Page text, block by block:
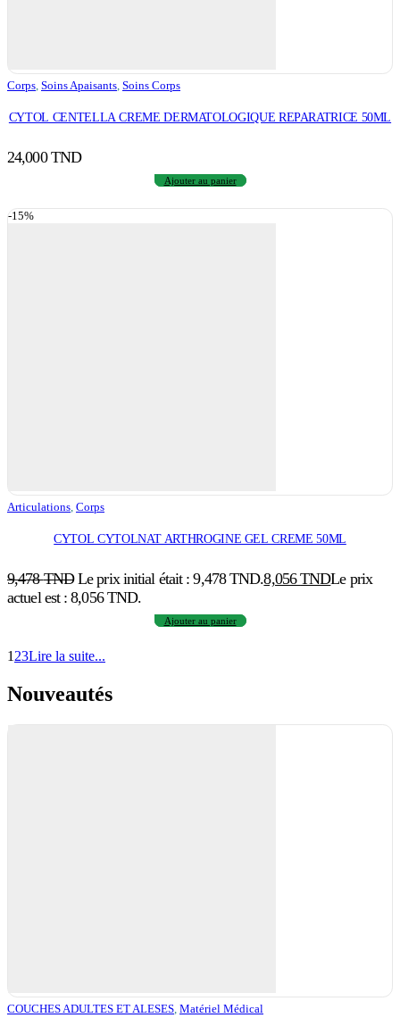
Corps Soins Apaisants Soins Corps
CYTOL CENTELLA CREME DERMATOLOGIQUE REPARATRICE 50ML
24,000TND
Ajouter au panier
-15%
Articulations, Corps
CYTOL CYTOLNAT ARTHROGINE GEL CREME 50ML
9,478TND Le prix initial était : 9,478 TND.8,056TNDLe prix
actuel est : 8,056 TND.
Ajouter au panier
123Lire la suite...
Nouveautés
COUCHES ADULTES ET ALESES, Matériel Médical